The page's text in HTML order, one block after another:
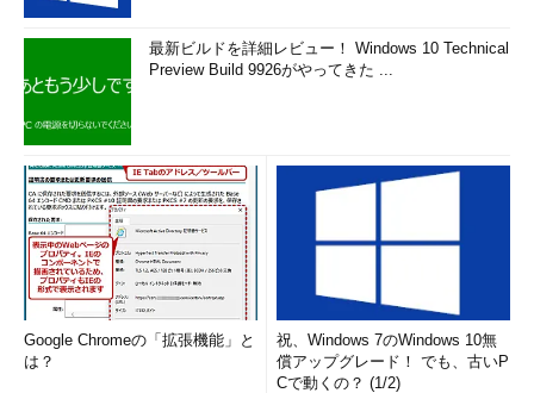
最新ビルドを詳細レビュー！ Windows 10 Technical
Preview Build 9926がやってきた ...
Google Chromeの「拡張機能」と
は？
祝、Windows 7のWindows 10無
償アップグレード！ でも、古いP
Cで動くの？ (1/2)